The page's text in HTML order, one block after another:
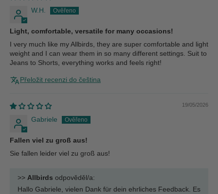
W.H.
Light, comfortable, versatile for many occasions!
I very much like my Allbirds, they are super comfortable and light
weight and I can wear them in so many different settings. Suit to
Jeans to Shorts, everything works and feels right!
Přeložit recenzi do čeština
19/05/2026
Gabriele
Fallen viel zu groß aus!
Sie fallen leider viel zu groß aus!
>> Allbirds odpověděl/a:
Hallo Gabriele, vielen Dank für dein ehrliches Feedback. Es